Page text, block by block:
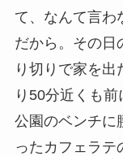
て、なんて言わ
だから。その日
り切りで家を出
り50分近くも
公園のベンチに
ったカフェラテ